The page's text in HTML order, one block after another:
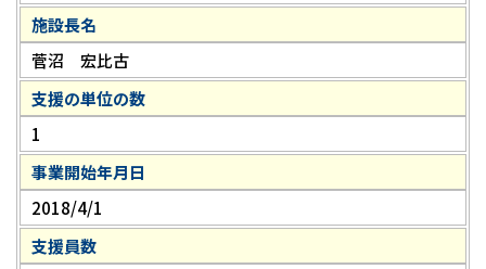
施設長名
菅沼 宏比古
支援の単位の数
1
事業開始年月日
2018/4/1
支援員数